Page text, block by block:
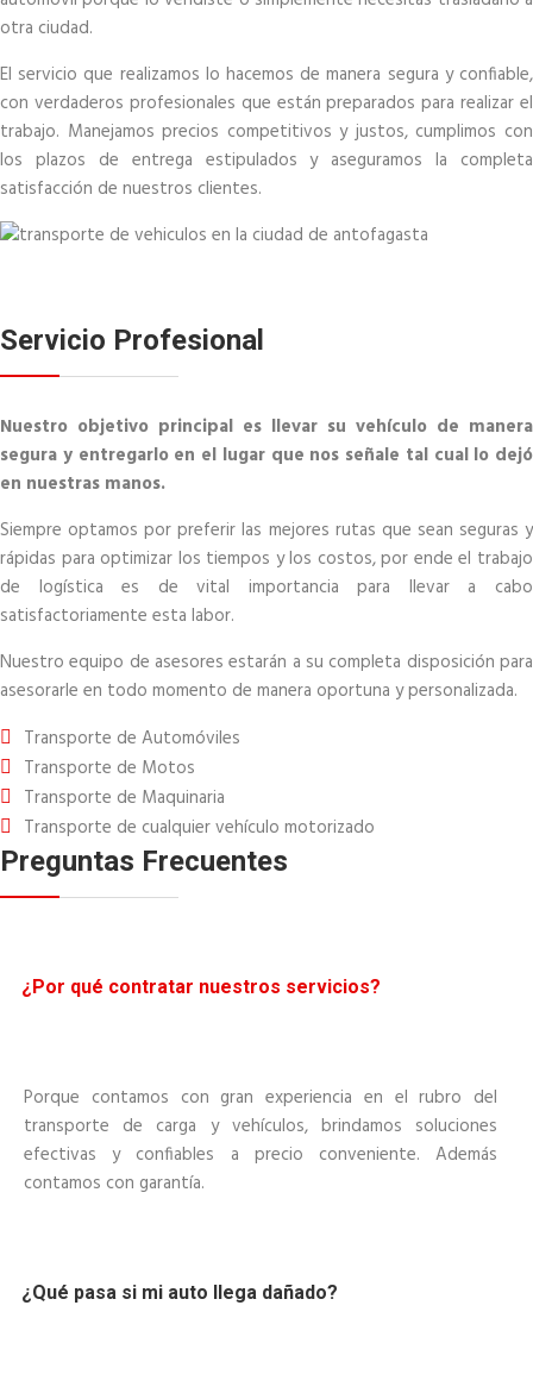
otra ciudad.
El servicio que realizamos lo hacemos de manera segura y confiable,
con verdaderos profesionales que están preparados para realizar el
trabajo. Manejamos precios competitivos y justos, cumplimos con
los plazos de entrega estipulados y aseguramos la completa
satisfacción de nuestros clientes.
Servicio Profesional
Nuestro objetivo principal es llevar su vehículo de manera
segura y entregarlo en el lugar que nos señale tal cual lo dejó
en nuestras manos.
Siempre optamos por preferir las mejores rutas que sean seguras y
rápidas para optimizar los tiempos y los costos, por ende el trabajo
de logística es de vital importancia para llevar a cabo
satisfactoriamente esta labor.
Nuestro equipo de asesores estarán a su completa disposición para
asesorarle en todo momento de manera oportuna y personalizada.
Transporte de Automóviles
Transporte de Motos
Transporte de Maquinaria
Transporte de cualquier vehículo motorizado
Preguntas Frecuentes
¿Por qué contratar nuestros servicios?
Porque contamos con gran experiencia en el rubro del
transporte de carga y vehículos, brindamos soluciones
efectivas y confiables a precio conveniente. Además
contamos con garantía.
¿Qué pasa si mi auto llega dañado?